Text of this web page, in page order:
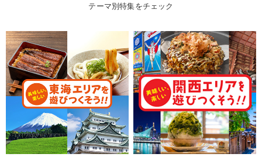
テーマ別特集をチェック